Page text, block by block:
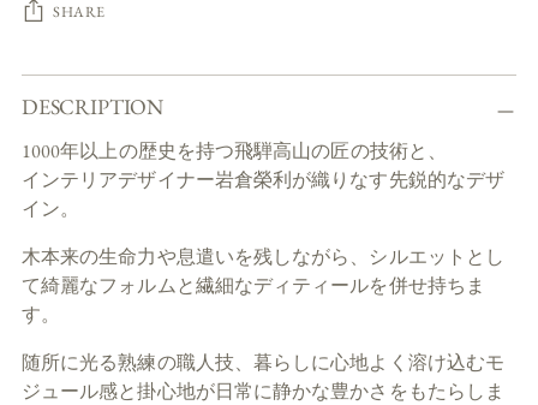
SHARE
Adding
product
your
cart
DESCRIPTION
1000年以上の歴史を持つ飛騨高山の匠の技術と、
インテリアデザイナー岩倉榮利が織りなす先鋭的なデザ
イン。
木本来の生命力や息遣いを残しながら、シルエットとし
て綺麗なフォルムと繊細なディティールを併せ持ちま
す。
随所に光る熟練の職人技、暮らしに心地よく溶け込むモ
ジュール感と掛心地が日常に静かな豊かさをもたらしま